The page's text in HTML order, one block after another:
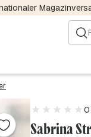
0
Sabrina